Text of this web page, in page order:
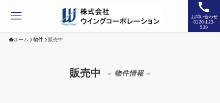
お問い合わせ
0120-123-
539
ホーム 物件 販売中
販売中 – 物件情報 –